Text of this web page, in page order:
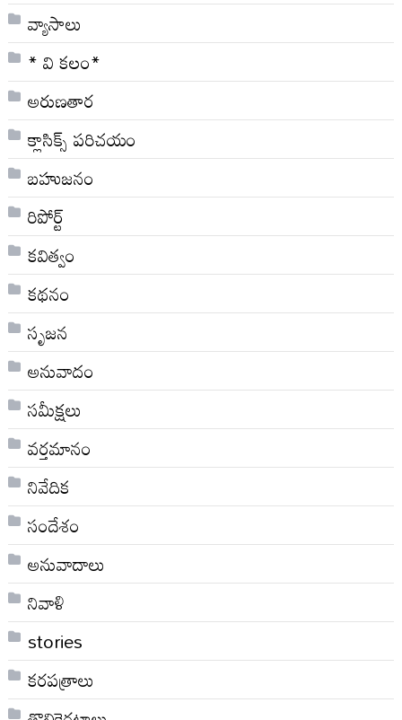
వ్యాసాలు
* వి క‌లం*
అరుణతార
క్లాసిక్స్ ప‌రిచ‌యం
బహుజనం
రిపోర్ట్
కవిత్వం
కథనం
సృజన
అనువాదం
సమీక్షలు
వర్తమానం
నివేదిక
సందేశం
అనువాదాలు
నివాళి
stories
కరపత్రాలు